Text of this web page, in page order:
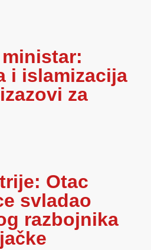
i islamizacija
za
Otac
svladao
razbojnika